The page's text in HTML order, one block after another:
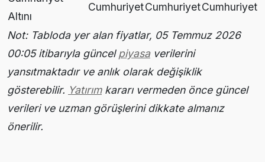
Altını
CumhuriyetCumhuriyetCumhuriyet
Not: Tabloda yer alan fiyatlar, 05 Temmuz 2026
00:05 itibarıyla güncelpiyasaverilerini
yansıtmaktadır ve anlık olarak değişiklik
gösterebilir. Yatırımkararı vermeden önce güncel
verileri ve uzman görüşlerini dikkate almanız
önerilir.